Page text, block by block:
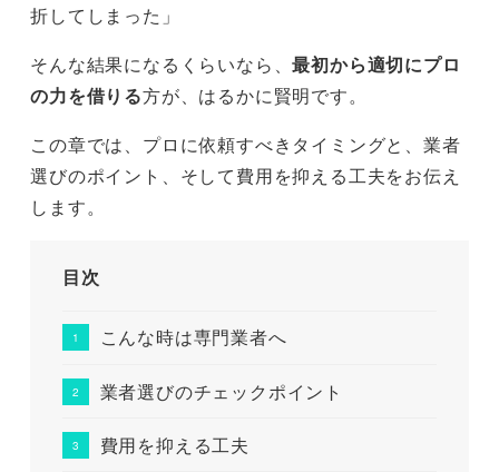
折してしまった」
そんな結果になるくらいなら、最初から適切にプロ
の力を借りる方が、はるかに賢明です。
この章では、プロに依頼すべきタイミングと、業者
選びのポイント、そして費用を抑える工夫をお伝え
します。
目次
こんな時は専門業者へ
業者選びのチェックポイント
費用を抑える工夫